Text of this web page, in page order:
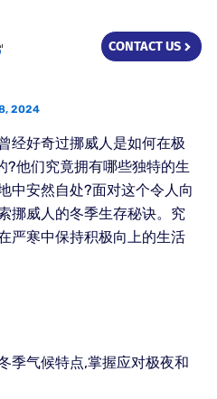
CONTACT US
2024
经好奇过挪威人是如何在极
?他们究竟拥有哪些独特的生
中安然自处?面对这个令人向
挪威人的冬季生存秘诀。究
严寒中保持积极向上的生活
季气候特点,掌握应对极夜和